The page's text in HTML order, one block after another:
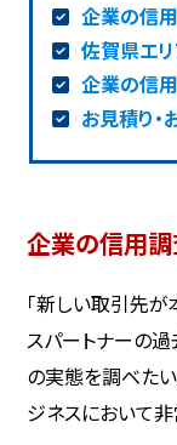
企業の信
佐賀県エ
企業の信
お見積り
企業の信用
「新しい取引先
スパートナーの
の実態を調べたい
ジネスにおいて非